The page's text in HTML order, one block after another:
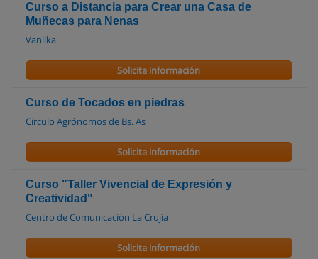
Curso a Distancia para Crear una Casa de
Muñecas para Nenas
Vanilka
Solicita información
Curso de Tocados en piedras
Círculo Agrónomos de Bs. As
Solicita información
Curso "Taller Vivencial de Expresión y
Creatividad"
Centro de Comunicación La Crujía
Solicita información